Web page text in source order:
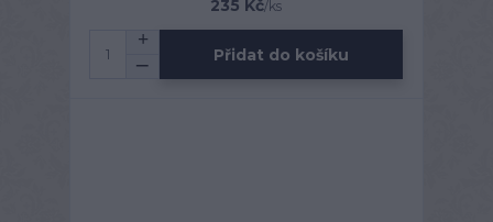
235 Kč/ks
Přidat do košíku